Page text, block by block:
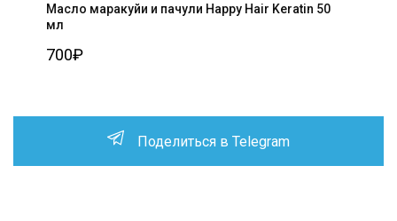
Масло маракуйи и пачули Happy Hair Keratin 50
мл
700₽
Поделиться в Telegram